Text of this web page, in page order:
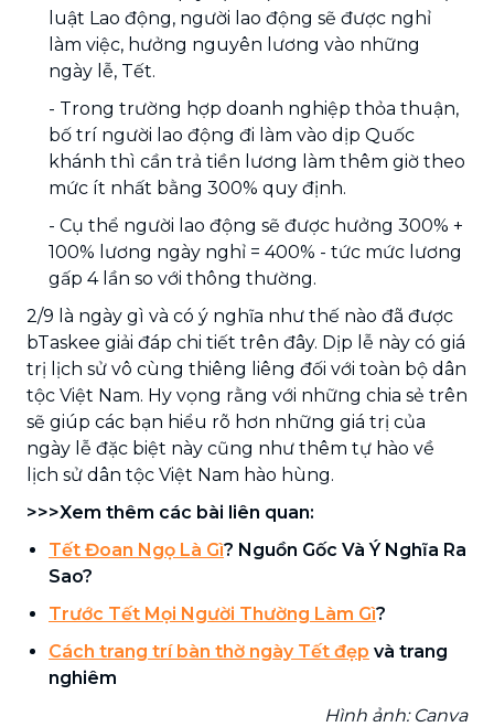
luật Lao động, người lao động sẽ được nghỉ
làm việc, hưởng nguyên lương vào những
ngày lễ, Tết.
- Trong trường hợp doanh nghiệp thỏa thuận,
bố trí người lao động đi làm vào dịp Quốc
khánh thì cần trả tiền lương làm thêm giờ theo
mức ít nhất bằng 300% quy định.
- Cụ thể người lao động sẽ được hưởng 300% +
100% lương ngày nghỉ = 400% - tức mức lương
gấp 4 lần so với thông thường.
2/9 là ngày gì và có ý nghĩa như thế nào đã được
bTaskee giải đáp chi tiết trên đây. Dịp lễ này có giá
trị lịch sử vô cùng thiêng liêng đối với toàn bộ dân
tộc Việt Nam. Hy vọng rằng với những chia sẻ trên
sẽ giúp các bạn hiểu rõ hơn những giá trị của
ngày lễ đặc biệt này cũng như thêm tự hào về
lịch sử dân tộc Việt Nam hào hùng.
>>>Xem thêm các bài liên quan:
Tết Đoan Ngọ Là Gì? Nguồn Gốc Và Ý Nghĩa Ra
Sao?
Trước Tết Mọi Người Thường Làm Gì?
Cách trang trí bàn thờ ngày Tết đẹp và trang
nghiêm
Hình ảnh: Canva